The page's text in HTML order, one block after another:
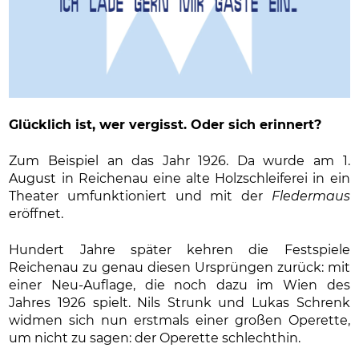
Glücklich ist, wer vergisst. Oder sich erinnert?
Zum Beispiel an das Jahr 1926. Da wurde am 1.
August in Reichenau eine alte Holzschleiferei in ein
Theater umfunktioniert und mit der Fledermaus
eröffnet.
Hundert Jahre später kehren die Festspiele
Reichenau zu genau diesen Ursprüngen zurück: mit
einer Neu-Auflage, die noch dazu im Wien des
Jahres 1926 spielt. Nils Strunk und Lukas Schrenk
widmen sich nun erstmals einer großen Operette,
um nicht zu sagen: der Operette schlechthin.